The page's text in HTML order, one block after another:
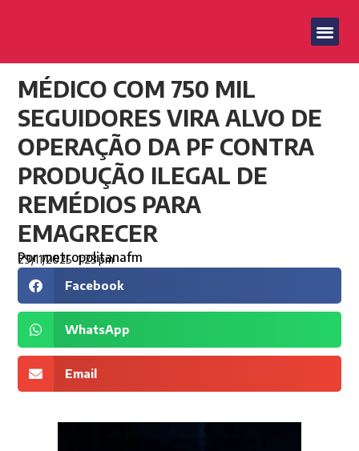
MÉDICO COM 750 MIL
SEGUIDORES VIRA ALVO DE
OPERAÇÃO DA PF CONTRA
PRODUÇÃO ILEGAL DE
REMÉDIOS PARA
EMAGRECER
Pormetropolitanafm
29/11/2025 1:23 pm
Facebook
WhatsApp
Email